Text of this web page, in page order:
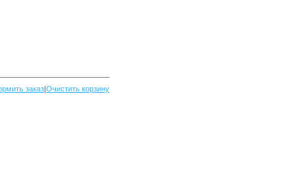
заказ Очистить корзину